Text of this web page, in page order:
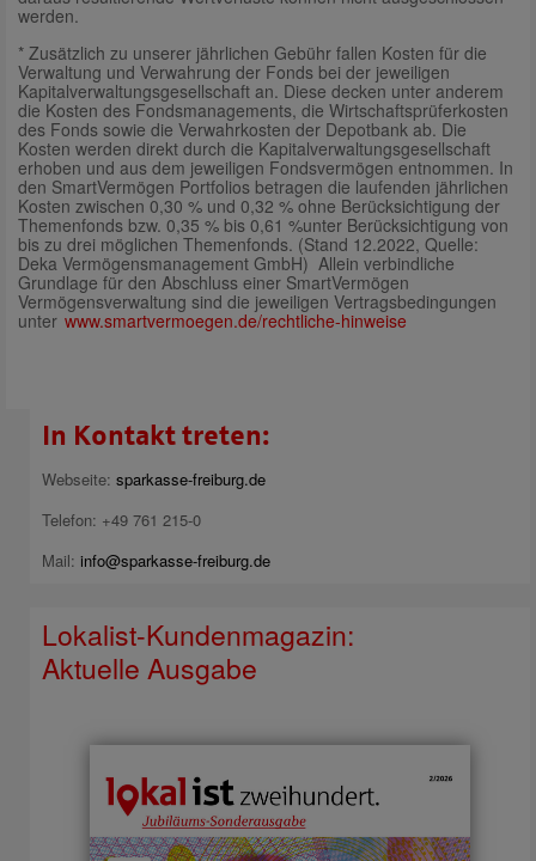
werden.
* Zusätzlich zu unserer jährlichen Gebühr fallen Kosten für die
Verwaltung und Verwahrung der Fonds bei der jeweiligen
Kapitalverwaltungsgesellschaft an. Diese decken unter anderem
die Kosten des Fondsmanagements, die Wirtschaftsprüferkosten
des Fonds sowie die Verwahrkosten der Depotbank ab. Die
Kosten werden direkt durch die Kapitalverwaltungsgesellschaft
erhoben und aus dem jeweiligen Fondsvermögen entnommen. In
den SmartVermögen Portfolios betragen die laufenden jährlichen
Kosten zwischen 0,30 % und 0,32 % ohne Berücksichtigung der
Themenfonds bzw. 0,35 % bis 0,61 %unter Berücksichtigung von
bis zu drei möglichen Themenfonds. (Stand 12.2022, Quelle:
Deka Vermögensmanagement GmbH) Allein verbindliche
Grundlage für den Abschluss einer SmartVermögen
Vermögensverwaltung sind die jeweiligen Vertragsbedingungen
unter www.smartvermoegen.de/rechtliche-hinweise
In Kontakt treten:
Webseite: sparkasse-freiburg.de
Telefon: +49 761 215-0
Mail: info@sparkasse-freiburg.de
Lokalist-Kundenmagazin:
Aktuelle Ausgabe